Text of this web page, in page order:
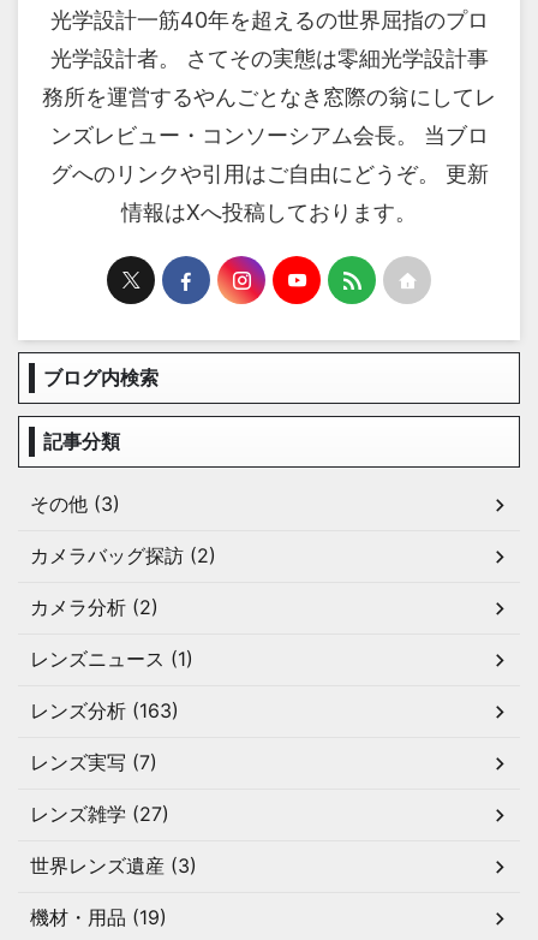
光学設計一筋40年を超えるの世界屈指のプロ
光学設計者。 さてその実態は零細光学設計事
務所を運営するやんごとなき窓際の翁にしてレ
ンズレビュー・コンソーシアム会長。 当ブロ
グへのリンクや引用はご自由にどうぞ。 更新
情報はXへ投稿しております。
ブログ内検索
記事分類
その他 (3)
カメラバッグ探訪 (2)
カメラ分析 (2)
レンズニュース (1)
レンズ分析 (163)
レンズ実写 (7)
レンズ雑学 (27)
世界レンズ遺産 (3)
機材・用品 (19)